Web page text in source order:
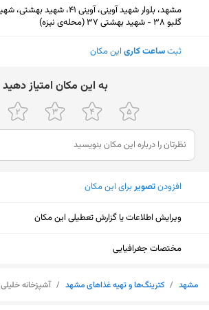
گلبو 38 - شهید بهشتی 37 (محله‌ی نیزه)
ثبتساعت کاری این مکان
ﺑﻪ اﯾﻦ ﻣﮑﺎن اﻣﺘﯿﺎز دﻫﯿﺪ
افزودنتصویربرای این مکان
ویرایش اطلاعات یا گزارش تعطیلی این مکان
مختصات جغرافیایی
مشهد / کترینگ‌ها و تهیه غذاهای مشهد / آشپزخانه خلیلی